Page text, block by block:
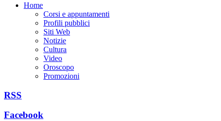
Home
Corsi e appuntamenti
Profili pubblici
Siti Web
Notizie
Cultura
Video
Oroscopo
Promozioni
RSS
Facebook